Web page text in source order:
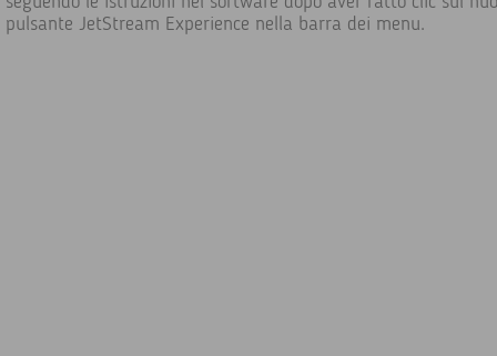
pulsante JetStream Experience nella barra dei menu.